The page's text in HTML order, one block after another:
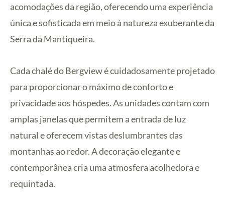
acomodações da região, oferecendo uma experiência
única e sofisticada em meio à natureza exuberante da
Serra da Mantiqueira.
Cada chalé do Bergview é cuidadosamente projetado
para proporcionar o máximo de conforto e
privacidade aos hóspedes. As unidades contam com
amplas janelas que permitem a entrada de luz
natural e oferecem vistas deslumbrantes das
montanhas ao redor. A decoração elegante e
contemporânea cria uma atmosfera acolhedora e
requintada.